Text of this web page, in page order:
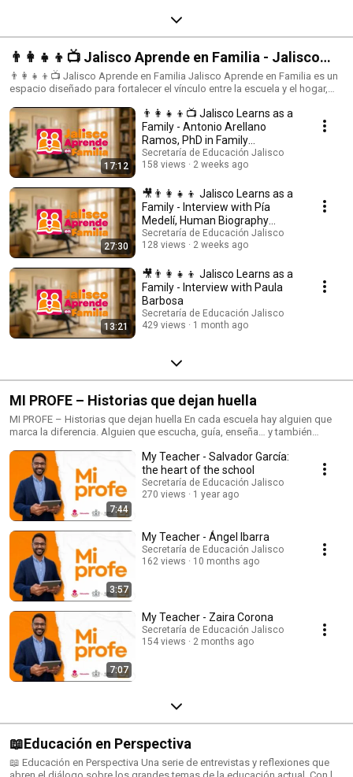
👨‍👩‍👧‍👦📺 Jalisco Aprende en Familia - Jalisco
Aprende en Familia
👨‍👩‍👧‍👦📺 Jalisco Aprende en Familia Jalisco Aprende en Familia es un
espacio diseñado para fortalecer el vínculo entre la escuela y el hogar,
el desarrollo integral de niñas, niños y adolescentes. A través de
programas, cápsulas y reflexiones, esta sección aborda temas
relacionados con el acompañamiento familiar, la educación
socioemocional, la convivencia, los valores y el bienestar, promoviendo
prácticas que favorecen entornos de aprendizaje positivos dentro y fuera
del aula. Un punto de encuentro para madres, padres, tutores y
comunidad educativa que busca acompañar, orientar y construir una
educación más cercana, humana y compartida. Producción: Secretaría de
Educación del Estado de Jalisco y Gobierno del Estado de Jalisco.
Porque educar en familia… también es educar #AlEstiloJalisco.
#JaliscoAprendeEnFamilia #EducaciónJalisco #GobiernoDeJalisco
#SecretaríaDeEducaciónJalisco #FamiliaYEscuela
#AprendizajeEnFamilia #EducaciónIntegral #ComunidadEducativa
#AlEstiloJalisco
17:12
👨‍👩‍👧‍👦📺 Jalisco Learns as a
Family - Antonio Arellano
Ramos, PhD in Family
Education Sciences
Secretaría de Educación Jalisco
158 views
2 weeks ago
27:30
🎥👨‍👩‍👧‍👦 Jalisco Learns as a
Family - Interview with Pía
Medelí, Human Biography
Therapist
Secretaría de Educación Jalisco
128 views
2 weeks ago
13:21
🎥👨‍👩‍👧‍👦 Jalisco Learns as a
Family - Interview with Paula
Barbosa
Secretaría de Educación Jalisco
429 views
1 month ago
MI PROFE – Historias que dejan huella
MI PROFE – Historias que dejan huella En cada escuela hay alguien que
marca la diferencia. Alguien que escucha, guía, enseña… y también
respeto y admiración. Mi Profe es una serie de cápsulas conducida por
Omar Zamudio, que celebra a docentes, directivos, trabajadores
escolares y personajes entrañables que, con su vocación, experiencia y
ejemplo, transforman la vida de sus estudiantes y comunidades. 📚
Porque detrás de cada historia educativa… siempre hay un gran profe.
7:44
My Teacher - Salvador García:
the heart of the school
Secretaría de Educación Jalisco
270 views
1 year ago
3:57
My Teacher - Ángel Ibarra
Secretaría de Educación Jalisco
162 views
10 months ago
7:07
My Teacher - Zaira Corona
Secretaría de Educación Jalisco
154 views
2 months ago
📖Educación en Perspectiva
📖 Educación en Perspectiva Una serie de entrevistas y reflexiones que